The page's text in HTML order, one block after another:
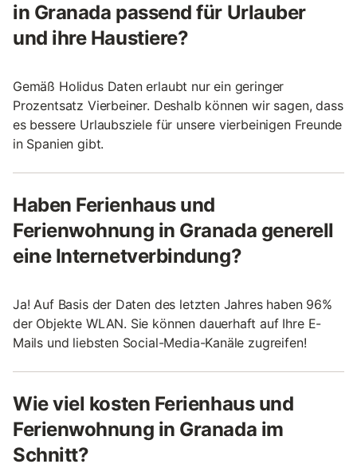
in Granada passend für Urlauber
und ihre Haustiere?
Gemäß Holidus Daten erlaubt nur ein geringer
Prozentsatz Vierbeiner. Deshalb können wir sagen, dass
es bessere Urlaubsziele für unsere vierbeinigen Freunde
in Spanien gibt.
Haben Ferienhaus und
Ferienwohnung in Granada generell
eine Internetverbindung?
Ja! Auf Basis der Daten des letzten Jahres haben 96%
der Objekte WLAN. Sie können dauerhaft auf Ihre E-
Mails und liebsten Social-Media-Kanäle zugreifen!
Wie viel kosten Ferienhaus und
Ferienwohnung in Granada im
Schnitt?